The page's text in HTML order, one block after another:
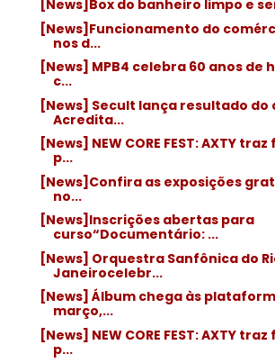
[News]Box do banheiro limpo e
[News]Funcionamento do
nos d...
[News] MPB4 celebra 60 anos de
c...
[News] Secult lança resultado do
Acredita...
[News] NEW CORE FEST: AXTY
p...
[News]Confira as exposições
no...
[News]Inscrições abertas para
curso“Documentário: ...
[News] Orquestra Sanfônica do
Janeirocelebr...
[News] Álbum chega às
março,...
[News] NEW CORE FEST: AXTY
p...